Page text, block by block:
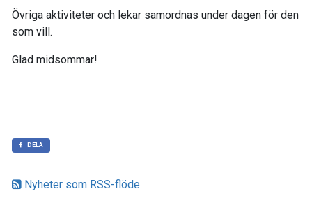
Nyheter som RSS-flöde
Övriga aktiviteter och lekar samordnas under dagen för den
som vill.
Glad midsommar!
DELA